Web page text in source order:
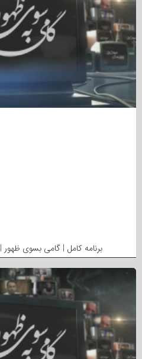
برنامه کامل | گامی بسوی ظهور | ۱۴۰۵.۵.۱۰ | استاد کلباسی